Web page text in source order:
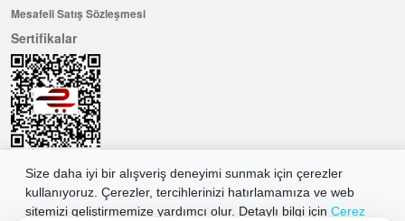
Size daha iyi bir alışveriş deneyimi sunmak için çerezler
kullanıyoruz. Çerezler, tercihlerinizi hatırlamamıza ve web
sitemizi geliştirmemize yardımcı olur. Detaylı bilgi için Çerez
Mesafeli Satış Sözleşmesi
Sertifikalar
Hemen Üye Olun ...ve 100 ₺ değerinde indirim kuponu kazanın